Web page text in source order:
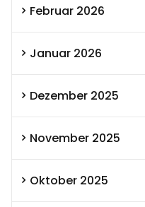
Februar 2026
Januar 2026
Dezember 2025
November 2025
Oktober 2025